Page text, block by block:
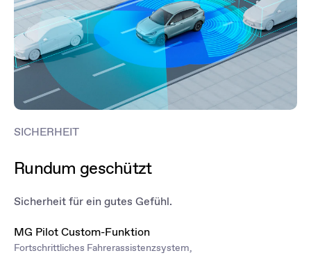
SICHERHEIT
Rundum geschützt
Sicherheit für ein gutes Gefühl.
MG Pilot Custom-Funktion
Fortschrittliches Fahrerassistenzsystem,